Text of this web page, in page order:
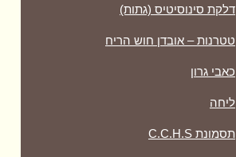
דלקת סינוסיטיס (גתות)
טטרנות – אובדן חוש הריח
כאבי גרון
ליחה
תסמונת C.C.H.S